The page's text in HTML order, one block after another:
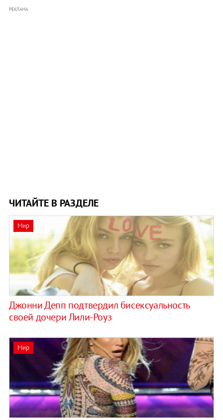
РЕКЛАМА
ЧИТАЙТЕ В РАЗДЕЛЕ
Мир
Джонни Депп подтвердил бисексуальность
своей дочери Лили-Роуз
Мир